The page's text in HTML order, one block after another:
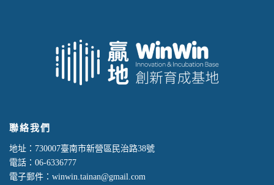
聯絡我們
地址：730007臺南市新營區民治路38號
電話：06-6336777
電子郵件：winwin.tainan@gmail.com